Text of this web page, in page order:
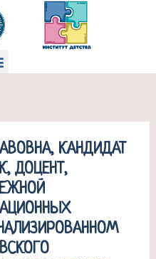
КАНДИДАТ
ДОЦЕНТ,